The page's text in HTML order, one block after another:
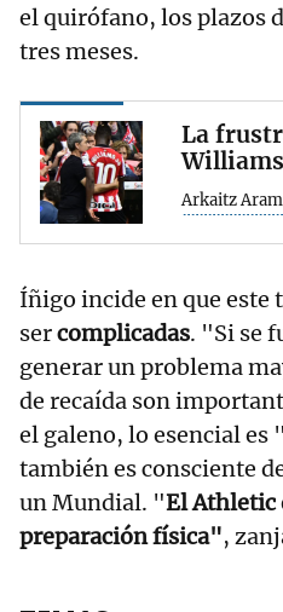
el quirófano, los plazos
tres meses.
La
Williams
Arkaitz
Íñigo incide en que este
sercomplicadas. "Si se
generar un problema
de recaída son
el galeno, lo esencial
también es consciente
un Mundial. "El Athletic
preparación física",